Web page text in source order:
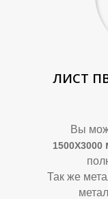
ЛИСТ
Вы
1500Х3000
Так же